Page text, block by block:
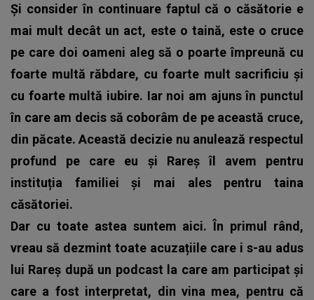
Și consider în continuare faptul că o căsătorie e
mai mult decât un act, este o taină, este o cruce
pe care doi oameni aleg să o poarte împreună cu
foarte multă răbdare, cu foarte mult sacrificiu și
cu foarte multă iubire. Iar noi am ajuns în punctul
în care am decis să coborâm de pe această cruce,
din păcate. Această decizie nu anulează respectul
profund pe care eu și Rareș îl avem pentru
instituția familiei și mai ales pentru taina
căsătoriei.
Dar cu toate astea suntem aici. În primul rând,
vreau să dezmint toate acuzațiile care i s-au adus
lui Rareș după un podcast la care am participat și
care a fost interpretat, din vina mea, pentru că